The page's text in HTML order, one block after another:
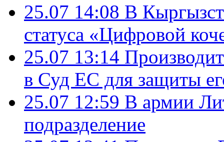
25.07 14:08 В
статуса «Цифровой
25.07 13:14
в Суд ЕС для защиты
25.07 12:59 В армии
подразделение